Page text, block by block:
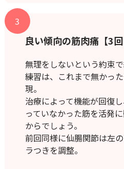
良い傾向の筋肉痛【3回
3
無理をしないという約束
練習は、これまで無かっ
現。
治療によって機能が回復
っていなかった筋を活発
からでしょう。
前回同様に仙腸関節は左
ラつきを調整。